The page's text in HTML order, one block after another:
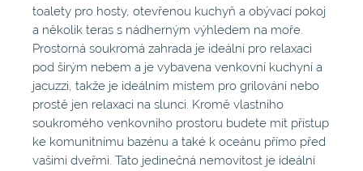
toalety pro hosty, otevřenou kuchyň a obývací pokoj
a několik teras s nádherným výhledem na moře.
Prostorná soukromá zahrada je ideální pro relaxaci
pod širým nebem a je vybavena venkovní kuchyní a
jacuzzi, takže je ideálním místem pro grilování nebo
prostě jen relaxaci na slunci. Kromě vlastního
soukromého venkovního prostoru budete mít přístup
ke komunitnímu bazénu a také k oceánu přímo před
vašimi dveřmi. Tato jedinečná nemovitost je ideální